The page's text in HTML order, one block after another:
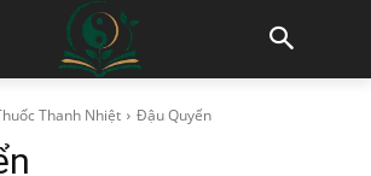
Thanh Nhiệt Đậu Quyển